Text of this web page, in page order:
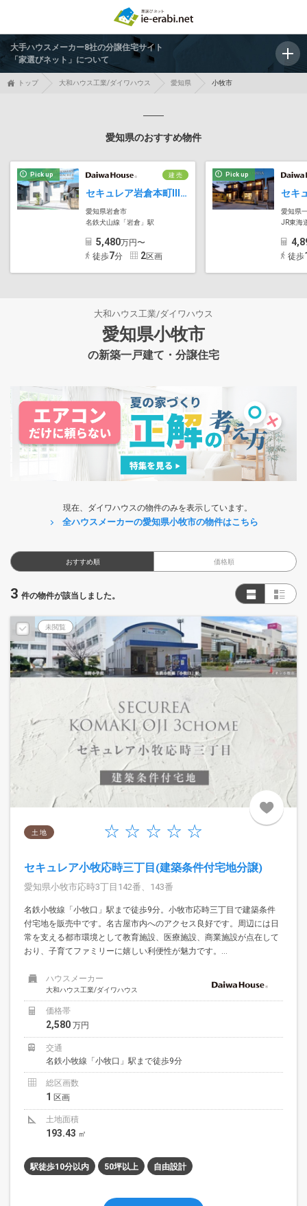
大手ハウスメーカー8社の分譲住宅サイト
「家選びネット」について
トップ 大和ハウス工業/ダイワハウス 愛知県 小牧市
愛知県のおすすめ物件
Pick up 建 売
セキュレア岩倉本町III(分譲住宅)
愛知県岩倉市
名鉄犬山線「岩倉」駅
5,480万円〜
徒歩7分 2区画
Pick up
愛知県
JR東海
徒歩
大和ハウス工業/ダイワハウス
愛知県小牧市
の新築一戸建て・分譲住宅
現在、ダイワハウスの物件のみを表示しています。
全ハウスメーカーの愛知県小牧市の物件はこちら
おすすめ順 価格順
3 件の物件が該当しました。
未閲覧
土 地
セキュレア小牧応時三丁目(建築条件付宅地分譲)
愛知県小牧市応時3丁目142番、143番
名鉄小牧線「小牧口」駅まで徒歩9分。小牧市応時三丁目で建築条件
付宅地を販売中です。名古屋市内へのアクセス良好です。周辺には日
常を支える都市環境として教育施設、医療施設、商業施設が点在して
おり、子育てファミリーに嬉しい利便性が魅力です。...
ハウスメーカー
大和ハウス工業/ダイワハウス
価格帯
2,580 万円
交通
名鉄小牧線「小牧口」駅まで徒歩9分
総区画数
1 区画
土地面積
193.43 ㎡
駅徒歩10分以内 50坪以上 自由設計